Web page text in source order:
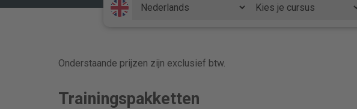
Onderstaande prijzen zijn exclusief btw.
Trainingspakketten